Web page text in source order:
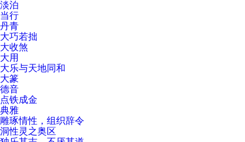
淡泊
当行
丹青
大巧若拙
大收煞
大用
大乐与天地同和
大篆
德音
点铁成金
典雅
雕琢情性，组织辞令
洞性灵之奥区